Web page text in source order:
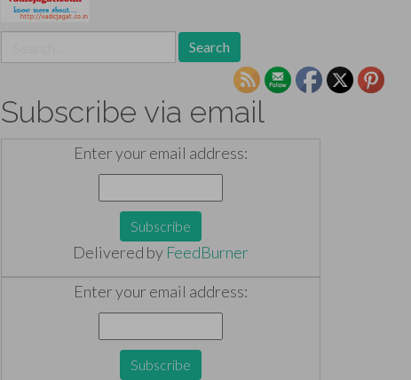
for:
Subscribe via email
Enter your email address:
Delivered by FeedBurner
Enter your email address: